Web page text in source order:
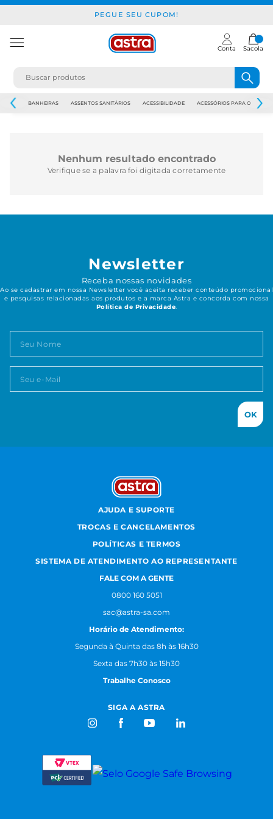
PEGUE SEU CUPOM!
Conta Sacola
JAPI BANHEIRAS ASSENTOS SANITÁRIOS ACESSIBILIDADE ACESSÓRIOS PARA
Nenhum resultado encontrado
Verifique se a palavra foi digitada corretamente
Newsletter
Receba nossas novidades
Ao se cadastrar em nossa Newsletter você aceita receber conteúdo promocional
e pesquisas relacionadas aos produtos e a marca Astra e concorda com nossa
Política de Privacidade.
OK
AJUDA E SUPORTE
TROCAS E CANCELAMENTOS
POLÍTICAS E TERMOS
SISTEMA DE ATENDIMENTO AO REPRESENTANTE
FALE COM A GENTE
0800 160 5051
sac@astra-sa.com
Horário de Atendimento:
Segunda à Quinta das 8h às 16h30
Sexta das 7h30 às 15h30
Trabalhe Conosco
SIGA A ASTRA